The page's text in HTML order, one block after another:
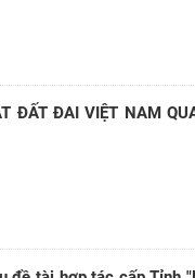
ĐẤT ĐAI VIỆT NAM